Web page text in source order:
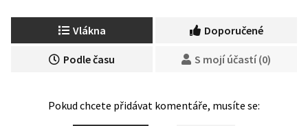
Vlákna Doporučené
Podle času S mojí účastí (0)
Pokud chcete přidávat komentáře, musíte se: